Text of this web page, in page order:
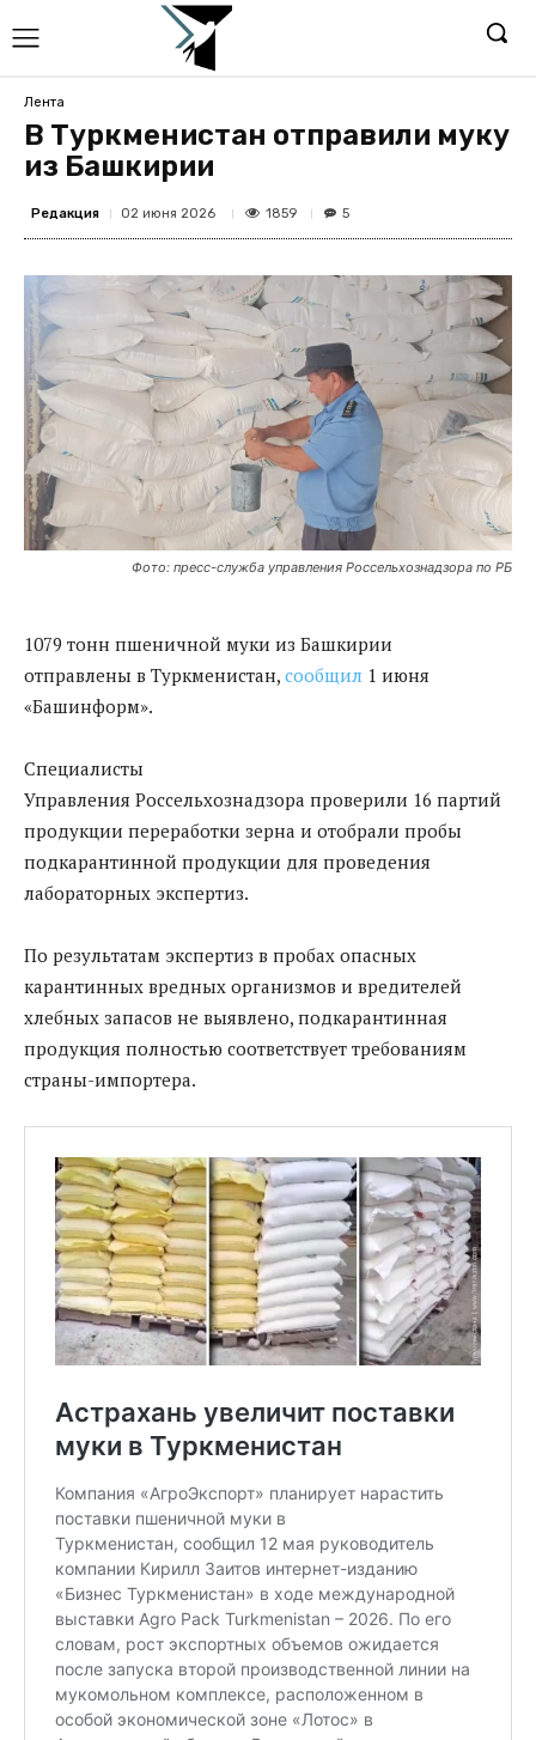
Лента
В Туркменистан отправили муку
из Башкирии
Редакция 02 июня 2026 1859 5
Фото: пресс-служба управления Россельхознадзора по РБ
1079 тонн пшеничной муки из Башкирии
отправлены в Туркменистан, сообщил 1 июня
«Башинформ».
Специалисты
Управления Россельхознадзора проверили 16 партий
продукции переработки зерна и отобрали пробы
подкарантинной продукции для проведения
лабораторных экспертиз.
По результатам экспертиз в пробах опасных
карантинных вредных организмов и вредителей
хлебных запасов не выявлено, подкарантинная
продукция полностью соответствует требованиям
страны-импортера.